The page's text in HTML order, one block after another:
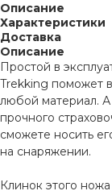
Описание
Характеристики
Доставка
Описание
Простой в
Trekking поможет
любой материал. А
прочного
сможете носить
на снаряжении.
Клинок этого